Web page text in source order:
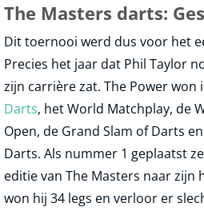
The Masters darts:
Dit toernooi werd dus voor het
Precies het jaar dat Phil Taylor
zijn carrière zat. The Power won
Darts, het World Matchplay, de
Open, de Grand Slam of Darts
Darts. Als nummer 1 geplaatst
editie van The Masters naar zijn
won hij 34 legs en verloor er